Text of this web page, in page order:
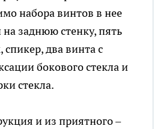
набора винтов в нее
заднюю стенку, пять
два винта с
бокового стекла и
стекла.
и из приятного –